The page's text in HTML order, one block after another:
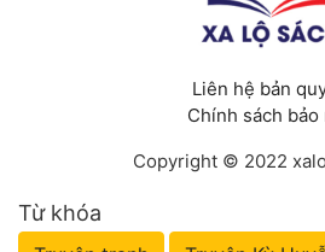
Liên hệ bản
Chính sách bảo
Copyright © 2022
Từ khóa